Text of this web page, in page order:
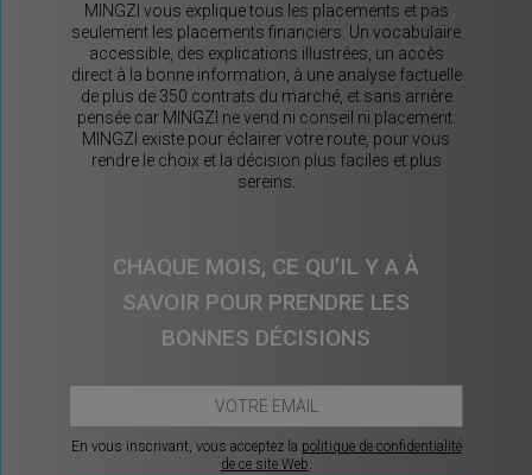
MINGZI vous explique tous les placements et pas
seulement les placements financiers. Un vocabulaire
accessible, des explications illustrées, un accès
direct à la bonne information, à une analyse factuelle
de plus de 350 contrats du marché, et sans arrière
pensée car MINGZI ne vend ni conseil ni placement.
MINGZI existe pour éclairer votre route, pour vous
rendre le choix et la décision plus faciles et plus
sereins.
CHAQUE MOIS, CE QU’IL Y A À
SAVOIR POUR PRENDRE LES
BONNES DÉCISIONS
En vous inscrivant, vous acceptez la politique de confidentialité
de ce site Web.